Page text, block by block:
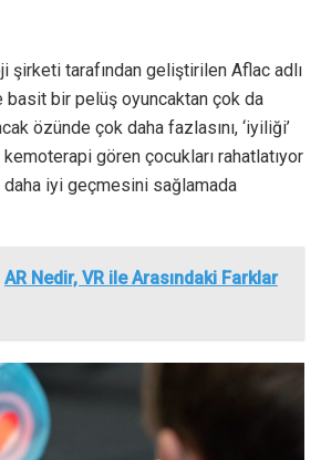
şirketi tarafından geliştirilen Aflac adlı
bir pelüş oyuncaktan çok da
özünde çok daha fazlasını, ‘iyiliği’
gören çocukları rahatlatıyor
iyi geçmesini sağlamada
AR Nedir, VR ile Arasındaki Farklar